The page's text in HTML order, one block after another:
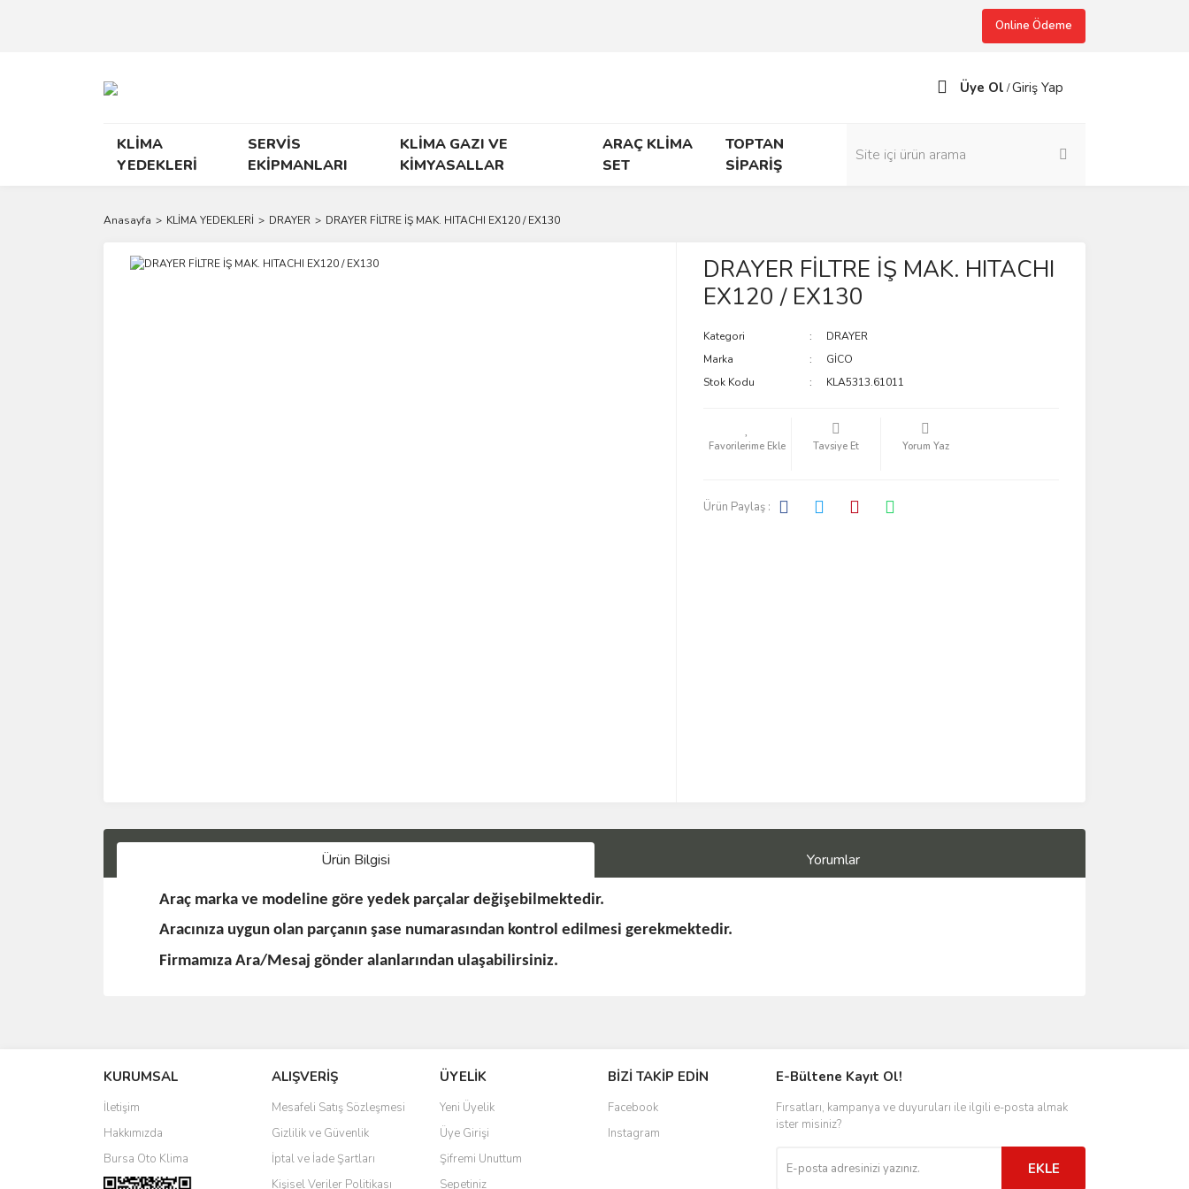
Online Ödeme
Üye Ol /Giriş Yap
KLİMA
YEDEKLERİ
SERVİS
EKİPMANLARI
KLİMA GAZI VE
KİMYASALLAR
ARAÇ KLİMA
SET
TOPTAN
SİPARİŞ
Anasayfa KLİMA YEDEKLERİ DRAYER DRAYER FİLTRE İŞ MAK. HITACHI EX120 / EX130
DRAYER FİLTRE İŞ MAK. HITACHI
EX120 / EX130
Kategori
DRAYER
Marka
GİCO
Stok Kodu
KLA5313.61011
Tavsiye Et Yorum Yaz
Ürün Paylaş :
Ürün Bilgisi Yorumlar
Araç marka ve modeline göre yedek parçalar değişebilmektedir.
Aracınıza uygun olan parçanın şase numarasından kontrol edilmesi gerekmektedir.
Firmamıza Ara/Mesaj gönder alanlarından ulaşabilirsiniz.
Yorum Yaz
KURUMSAL
İletişim
Hakkımızda
Bursa Oto Klima
ALIŞVERİŞ
Mesafeli Satış Sözleşmesi
Gizlilik ve Güvenlik
İptal ve İade Şartları
Kişisel Veriler Politikası
ÜYELİK
Yeni Üyelik
Üye Girişi
Şifremi Unuttum
Sepetiniz
BİZİ TAKİP EDİN
Facebook
Instagram
E-Bültene Kayıt Ol!
Fırsatları, kampanya ve duyuruları ile ilgili e-posta almak
ister misiniz?
EKLE